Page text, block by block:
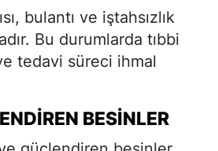
bulantı ve iştahsızlık
Bu durumlarda tıbbi
tedavi süreci ihmal
BESINLER